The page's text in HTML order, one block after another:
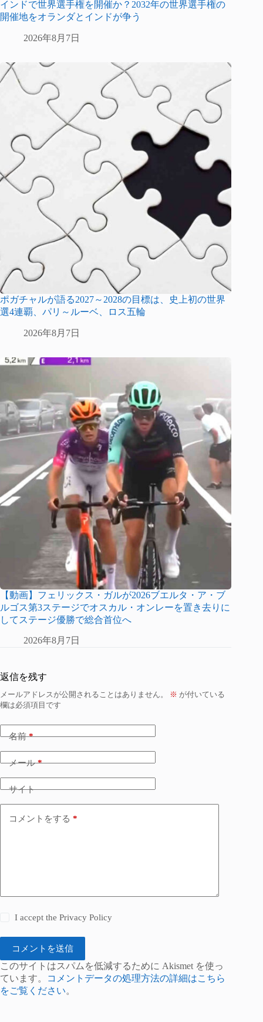
インドで世界選手権を開催か？2032年の世界選手権の
開催地をオランダとインドが争う
2026年8月7日
ポガチャルが語る2027～2028の目標は、史上初の世界
選4連覇、パリ～ルーベ、ロス五輪
2026年8月7日
【動画】フェリックス・ガルが2026ブエルタ・ア・ブ
ルゴス第3ステージでオスカル・オンレーを置き去りに
してステージ優勝で総合首位へ
2026年8月7日
返信を残す
メールアドレスが公開されることはありません。 ※ が付いている
欄は必須項目です
名前*
メール*
サイト
コメントをする *
I accept thePrivacy Policy
コメントを送信
このサイトはスパムを低減するために Akismet を使っ
ています。
コメントデータの処理方法の詳細はこちら
をご覧ください。